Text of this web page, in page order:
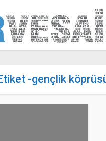
-gençlik